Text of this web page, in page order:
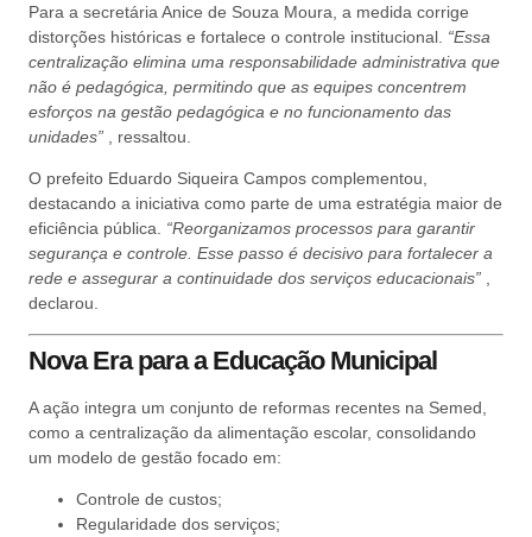
Para a secretária Anice de Souza Moura, a medida corrige
distorções históricas e fortalece o controle institucional. “Essa
centralização elimina uma responsabilidade administrativa que
não é pedagógica, permitindo que as equipes concentrem
esforços na gestão pedagógica e no funcionamento das
unidades” , ressaltou.
O prefeito Eduardo Siqueira Campos complementou,
destacando a iniciativa como parte de uma estratégia maior de
eficiência pública. “Reorganizamos processos para garantir
segurança e controle. Esse passo é decisivo para fortalecer a
rede e assegurar a continuidade dos serviços educacionais” ,
declarou.
Nova Era para a Educação Municipal
A ação integra um conjunto de reformas recentes na Semed,
como a centralização da alimentação escolar, consolidando
um modelo de gestão focado em:
Controle de custos;
Regularidade dos serviços;